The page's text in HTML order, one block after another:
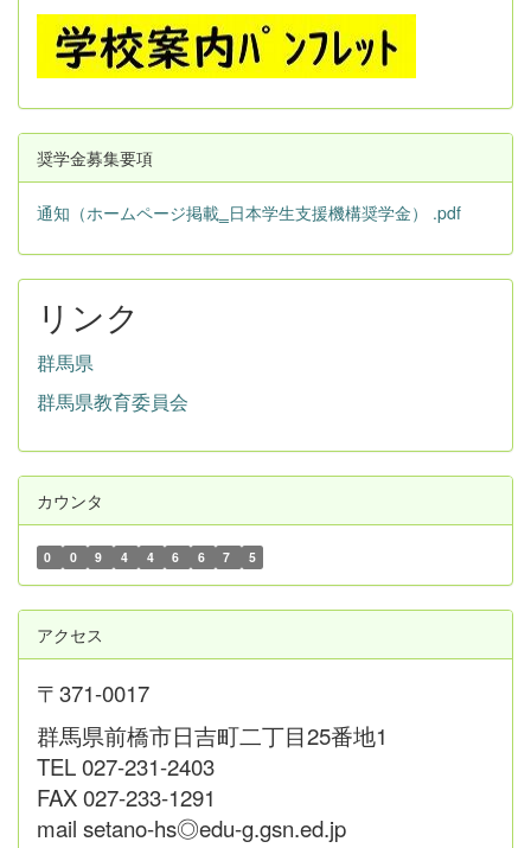
奨学金募集要項
通知（ホームページ掲載‗日本学生支援機構奨学金） .pdf
リンク
群馬県
群馬県教育委員会
カウンタ
0 0 9 4 4 6 6 7 5
アクセス
〒371-0017
群馬県前橋市日吉町二丁目25番地1
TEL 027-231-2403
FAX 027-233-1291
mail setano-hs◎edu-g.gsn.ed.jp